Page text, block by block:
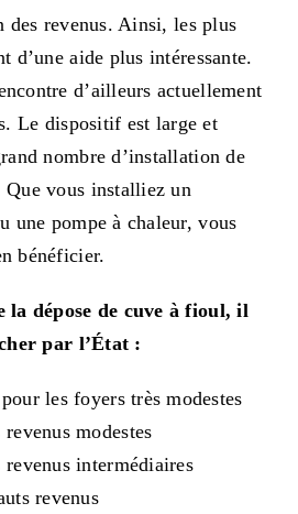
des revenus. Ainsi, les plus
d’une aide plus intéressante.
d’ailleurs actuellement
Le dispositif est large et
nombre d’installation de
Que vous installiez un
une pompe à chaleur, vous
bénéficier.
la dépose de cuve à fioul, il
par l’État :
les foyers très modestes
modestes
intermédiaires
revenus